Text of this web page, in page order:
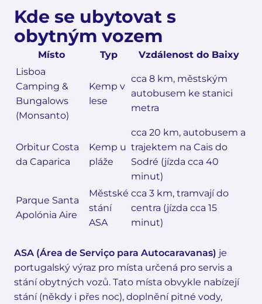
Kde se ubytovat s
obytným vozem
Místo Typ
Vzdálenost do Baixy
Lisboa
Camping &
Bungalows
(Monsanto)
Kemp v
lese
cca 8 km, městským
autobusem ke stanici
metra
Orbitur Costa
da Caparica
Kemp u
pláže
cca 20 km, autobusem a
trajektem na Cais do
Sodré (jízda cca 40
minut)
Parque Santa
Apolónia Aire
Městské
stání
ASA
cca 3 km, tramvají do
centra (jízda cca 15
minut)
ASA (Área de Serviço para Autocaravanas) je
portugalský výraz pro místa určená pro servis a
stání obytných vozů. Tato místa obvykle nabízejí
stání (někdy i přes noc), doplnění pitné vody,